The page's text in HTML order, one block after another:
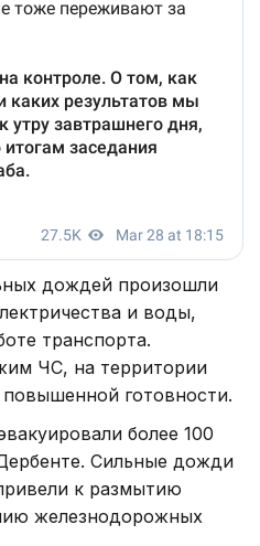
дождей произошли
и воды,
транспорта.
ЧС, на территории
готовности.
более 100
Сильные дожди
к размытию
железнодорожных